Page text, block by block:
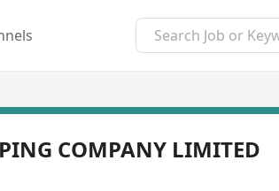
COMPANY LIMITED